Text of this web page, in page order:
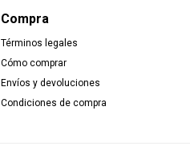
Compra
Términos legales
Cómo comprar
Envíos y devoluciones
Condiciones de compra